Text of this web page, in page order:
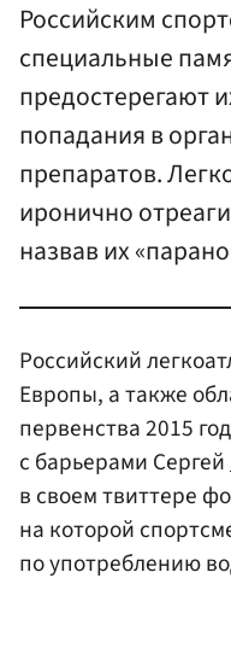
Российским
специальные
предостерегают
попадания в
препаратов.
иронично
назвав их
Российский
Европы, а также
первенства 2015
с барьерами Сергей
в своем твиттере
на которой
по употреблению